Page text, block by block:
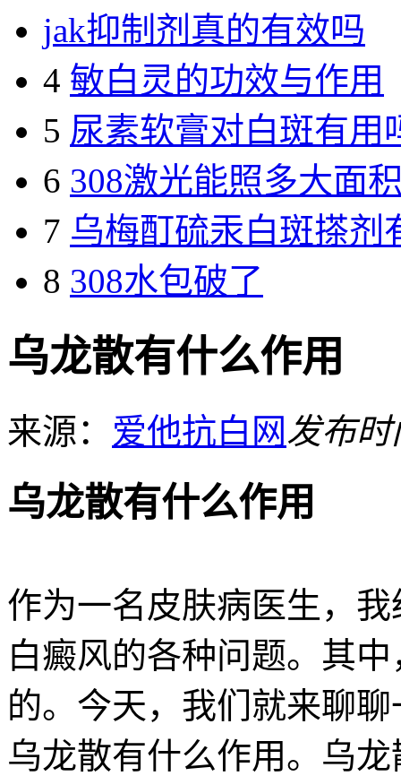
jak抑制剂真的有效吗
4 敏白灵的功效与作用
5 尿素软膏对白斑有用
6 308激光能照多大面
7 乌梅酊硫汞白斑搽剂
8 308水包破了
乌龙散有什么作用
来源： 爱他抗白网发布时
乌龙散有什么作用
作为一名皮肤病医生，
白癜风的各种问题。其
的。今天，我们就来聊
乌龙散有什么作用。乌